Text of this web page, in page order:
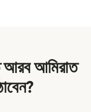
আরব আমিরাত